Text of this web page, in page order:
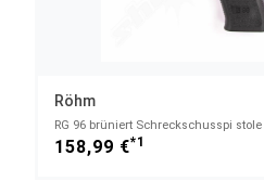
Röhm
RG 96 brüniert Schreckschusspi stole
158,99 €*1